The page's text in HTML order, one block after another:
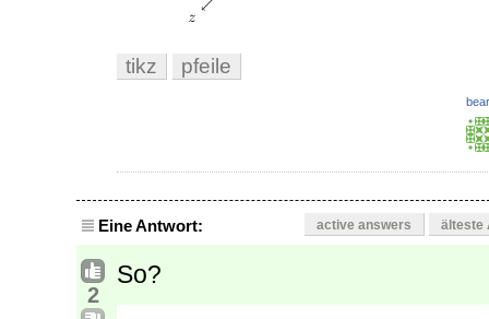
tikz pfeile
Eine Antwort: active answers älteste
2
So?